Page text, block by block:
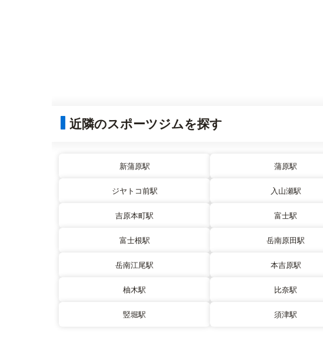
近隣のスポーツジムを探す
新蒲原駅 蒲原駅
ジヤトコ前駅 入山瀬駅
吉原本町駅 富士駅
富士根駅 岳南原田駅
岳南江尾駅 本吉原駅
柚木駅 比奈駅
竪堀駅 須津駅